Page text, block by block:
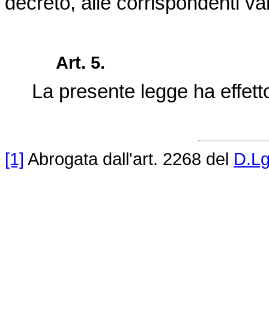
Art. 5.
La presente legge ha
[1] Abrogata dall'art. 2268 del